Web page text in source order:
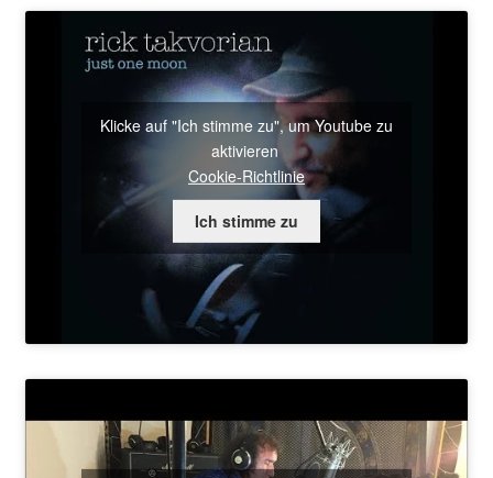
Klicke auf "Ich stimme zu", um Youtube zu
aktivieren
Cookie-Richtlinie
Ich stimme zu